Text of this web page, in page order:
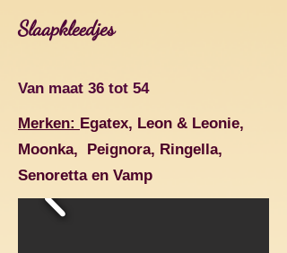
Slaapkleedjes
Van maat 36 tot 54
Merken: Egatex, Leon & Leonie,
Moonka, Peignora, Ringella,
Senoretta en Vamp